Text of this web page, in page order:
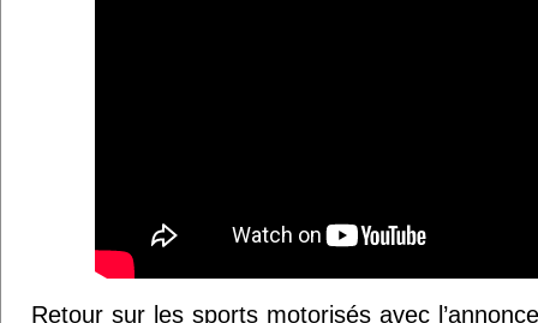
Retour sur les sports motorisés avec